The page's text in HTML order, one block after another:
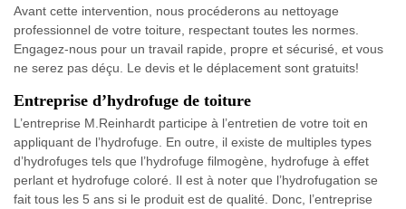
Avant cette intervention, nous procéderons au nettoyage
professionnel de votre toiture, respectant toutes les normes.
Engagez-nous pour un travail rapide, propre et sécurisé, et vous
ne serez pas déçu. Le devis et le déplacement sont gratuits!
Entreprise d’hydrofuge de toiture
L’entreprise M.Reinhardt participe à l’entretien de votre toit en
appliquant de l’hydrofuge. En outre, il existe de multiples types
d’hydrofuges tels que l’hydrofuge filmogène, hydrofuge à effet
perlant et hydrofuge coloré. Il est à noter que l’hydrofugation se
fait tous les 5 ans si le produit est de qualité. Donc, l’entreprise